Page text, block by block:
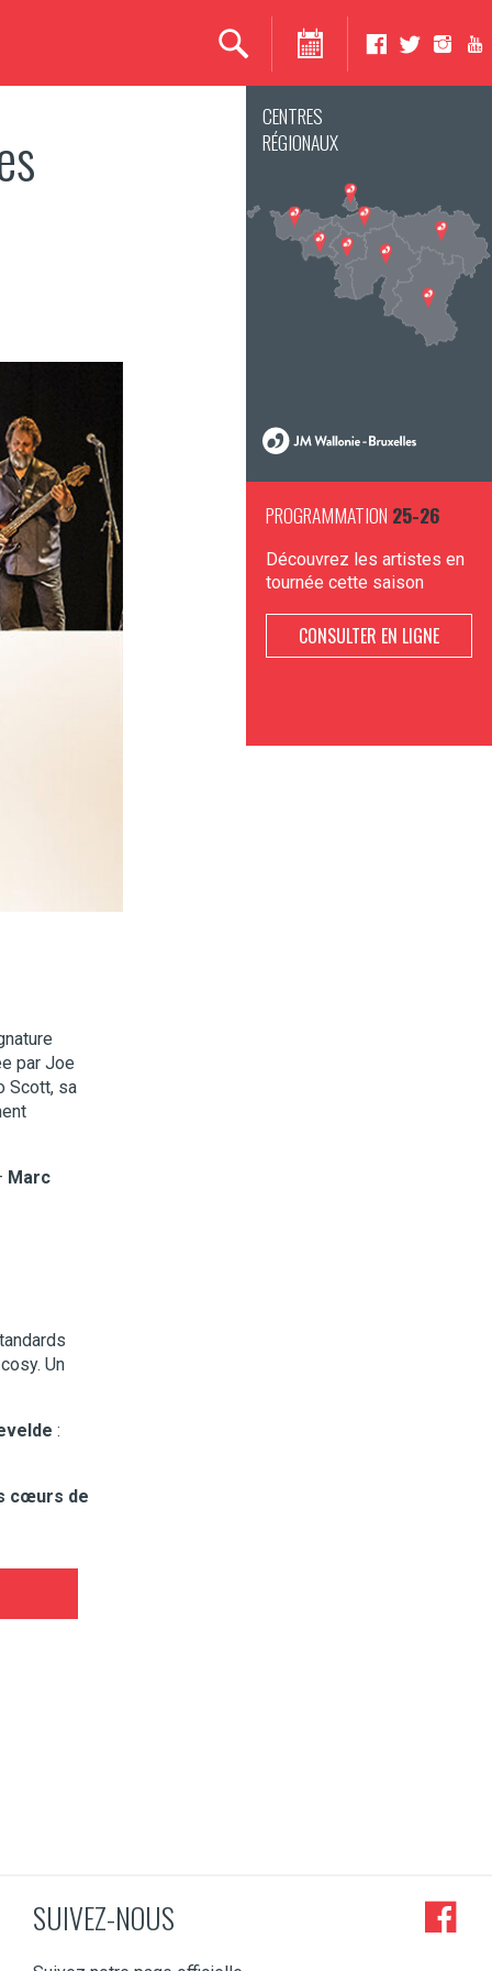
par Joe
Scott, sa
Marc
Un
:
cœurs de
CENTRES
RÉGIONAUX
PROGRAMMATION 25-26
Découvrez les artistes en
tournée cette saison
CONSULTER EN LIGNE
SUIVEZ-NOUS